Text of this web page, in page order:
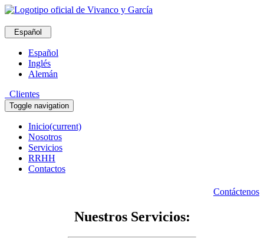
Español
Español
Inglés
Alemán
Clientes
Toggle navigation
Inicio(current)
Nosotros
Servicios
RRHH
Contactos
Contáctenos
Nuestros Servicios: